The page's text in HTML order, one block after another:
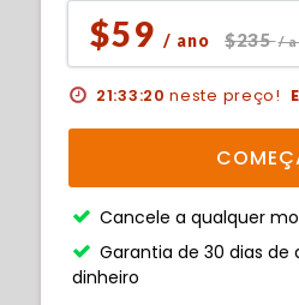
$59 / ano $235/
21:33:19 neste preço!
Cancele a qualquer
Garantia de 30 dias de
dinheiro